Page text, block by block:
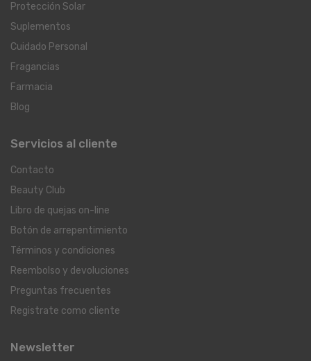
Protección Solar
Suplementos
Cuidado Personal
Fragancias
Farmacia
Blog
Servicios al cliente
Contacto
Beauty Club
Libro de quejas on-line
Botón de arrepentimiento
Términos y condiciones
Reembolso y devoluciones
Preguntas frecuentes
Registrate como cliente
Newsletter